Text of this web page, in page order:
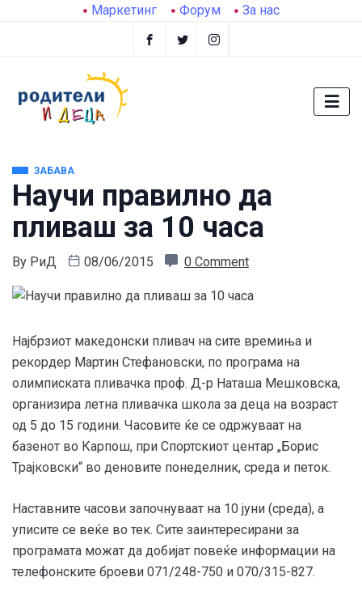
Маркетинг Форум За нас
ЗАБАВА
Научи правилно да
пливаш за 10 часа
By РиД 08/06/2015 0 Comment
Најбрзиот македонски пливач на сите времиња и
рекордер Мартин Стефановски, по програма на
олимписката пливачка проф. Д-р Наташа Мешковска,
организира летна пливачка школа за деца на возраст
од 5 до 15 години. Часовите ќе се одржуваат на
базенот во Карпош, при Спортскиот центар „Борис
Трајковски“ во деновите понеделник, среда и петок.
Наставните часови започнуваат на 10 јуни (среда), а
уписите се веќе во тек. Сите заинтересирани за
програмата можат да добијат повеќе информации на
телефонските броеви 071/248-750 и 070/315-827.